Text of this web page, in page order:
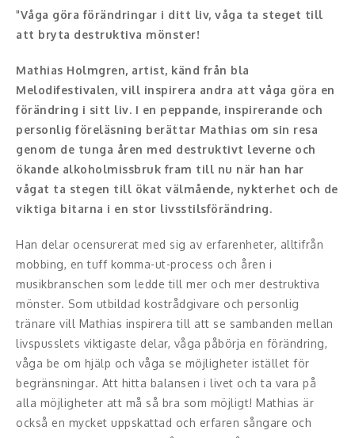
Keynote
Moderator
Konferencier
Workshopledare, facilitator
Radio och TV-profiler
Event
Humoristiska föredrag
Ljus och belysning
Komiker
Konst
"Våga göra förändringar i ditt liv, våga ta steget till
att bryta destruktiva mönster!
Mathias Holmgren, artist, känd från bla
Melodifestivalen, vill inspirera andra att våga göra en
förändring i sitt liv. I en peppande, inspirerande och
personlig föreläsning berättar Mathias om sin resa
genom de tunga åren med destruktivt leverne och
ökande alkoholmissbruk fram till nu när han har
vågat ta stegen till ökat välmående, nykterhet och de
viktiga bitarna i en stor livsstilsförändring.
Han delar ocensurerat med sig av erfarenheter, alltifrån
mobbing, en tuff komma-ut-process och åren i
musikbranschen som ledde till mer och mer destruktiva
mönster. Som utbildad kostrådgivare och personlig
tränare vill Mathias inspirera till att se sambanden mellan
livspusslets viktigaste delar, våga påbörja en förändring,
våga be om hjälp och våga se möjligheter istället för
begränsningar. Att hitta balansen i livet och ta vara på
alla möjligheter att må så bra som möjligt! Mathias är
också en mycket uppskattad och erfaren sångare och